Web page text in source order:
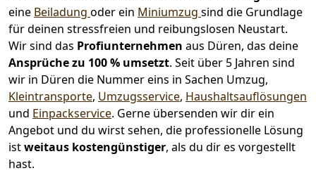
eine Beiladung oder ein Miniumzug sind die Grundlage
für deinen stressfreien und reibungslosen Neustart.
Wir sind das Profiunternehmen aus Düren, das deine
Ansprüche zu 100 % umsetzt. Seit über 5 Jahren sind
wir in Düren die Nummer eins in Sachen Umzug,
Kleintransporte, Umzugsservice, Haushaltsauflösungen
und Einpackservice. Gerne übersenden wir dir ein
Angebot und du wirst sehen, die professionelle Lösung
istweitaus kostengünstiger, als du dir es vorgestellt
hast.